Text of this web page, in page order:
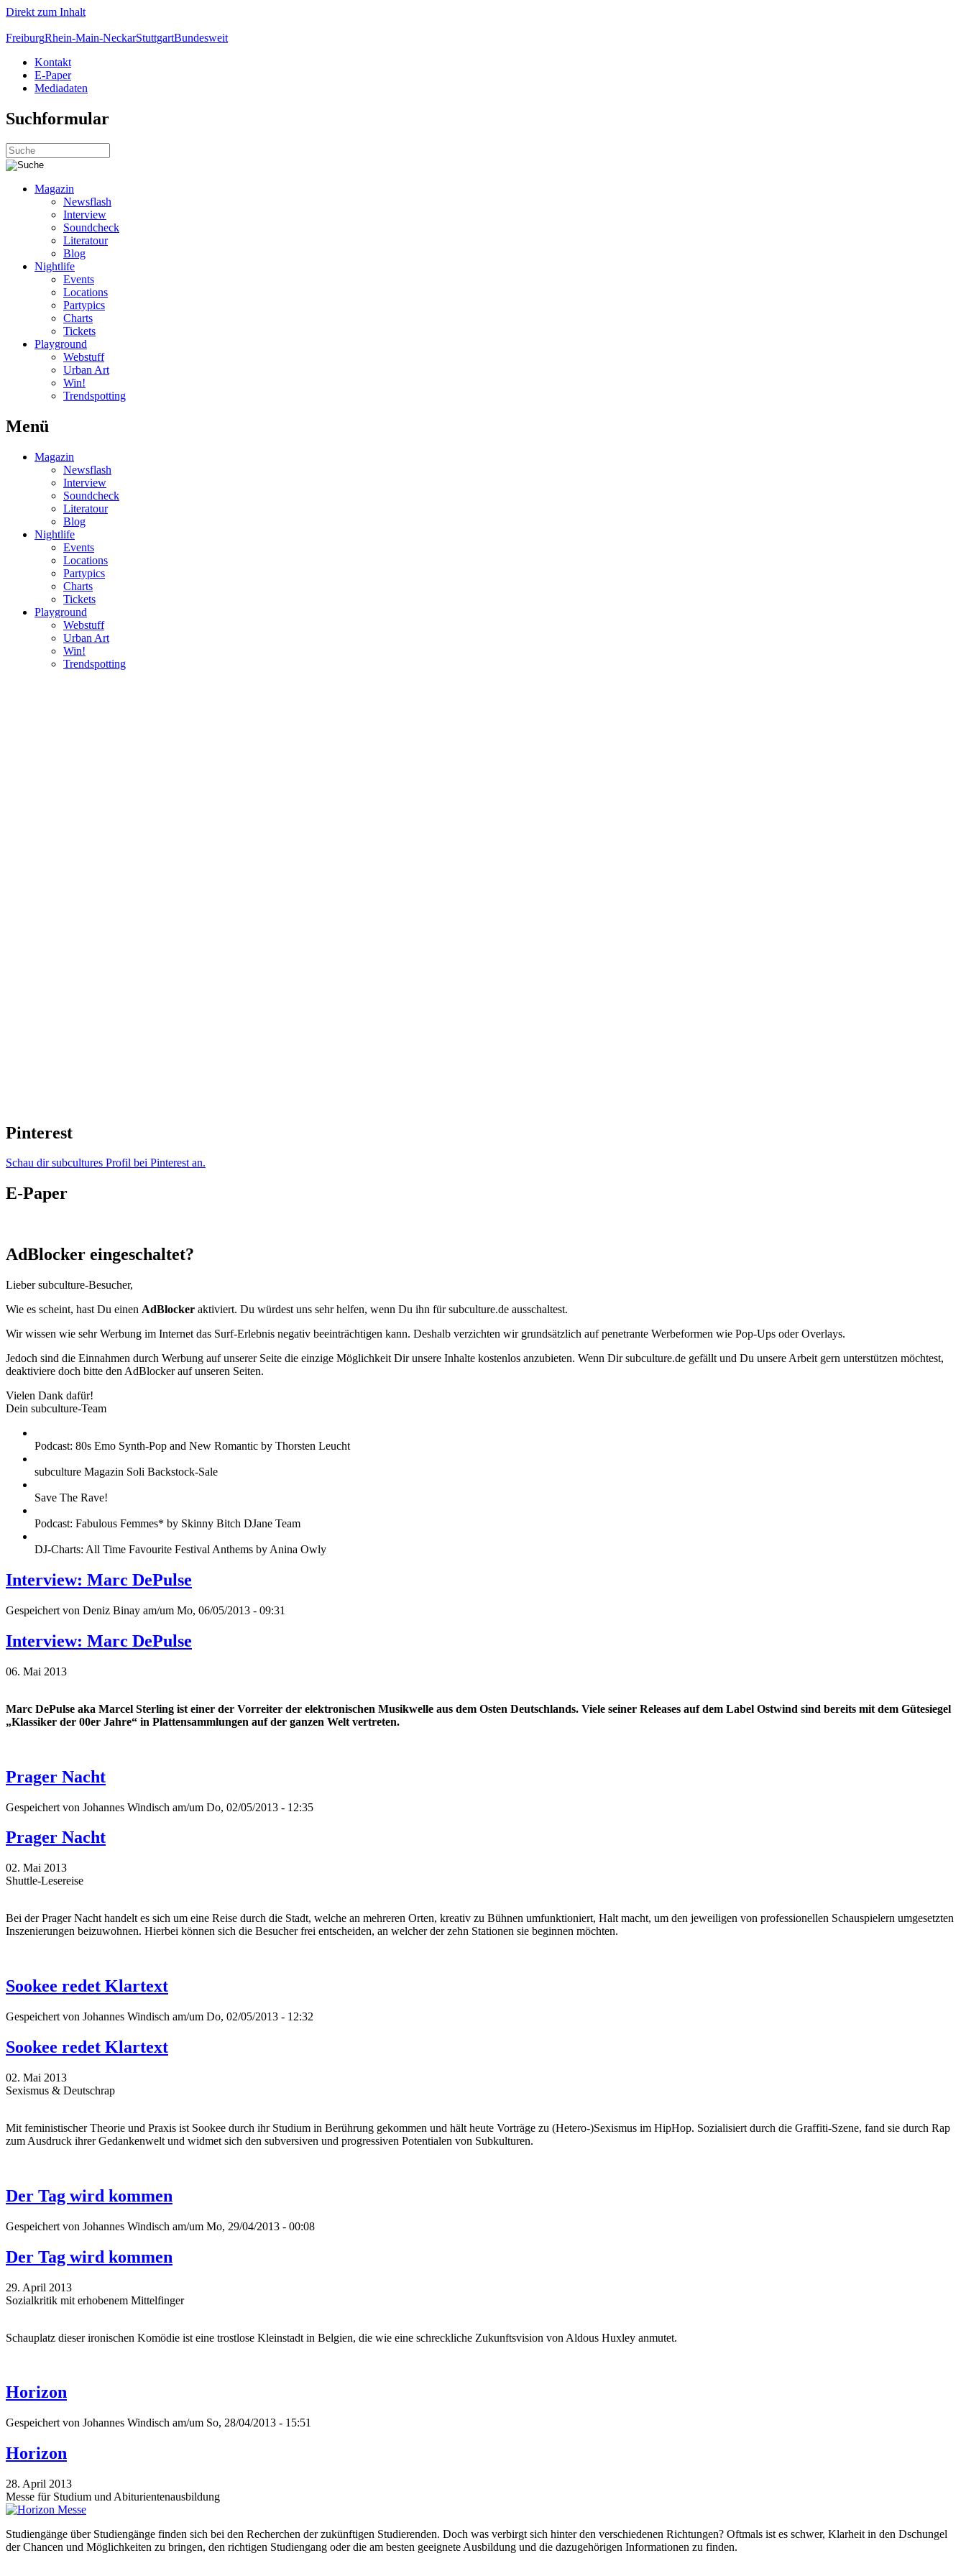
Direkt zum Inhalt
FreiburgRhein-Main-NeckarStuttgartBundesweit
Kontakt
E-Paper
Mediadaten
Suchformular
Magazin
Newsflash
Interview
Soundcheck
Literatour
Blog
Nightlife
Events
Locations
Partypics
Charts
Tickets
Playground
Webstuff
Urban Art
Win!
Trendspotting
Menü
Magazin
Newsflash
Interview
Soundcheck
Literatour
Blog
Nightlife
Events
Locations
Partypics
Charts
Tickets
Playground
Webstuff
Urban Art
Win!
Trendspotting
Pinterest
Schau dir subcultures Profil bei Pinterest an.
E-Paper
AdBlocker eingeschaltet?
Lieber subculture-Besucher,
Wie es scheint, hast Du einen AdBlocker aktiviert. Du würdest uns sehr helfen, wenn Du ihn für subculture.de ausschaltest.
Wir wissen wie sehr Werbung im Internet das Surf-Erlebnis negativ beeinträchtigen kann. Deshalb verzichten wir grundsätzlich auf penetrante Werbeformen wie Pop-Ups oder Overlays.
Jedoch sind die Einnahmen durch Werbung auf unserer Seite die einzige Möglichkeit Dir unsere Inhalte kostenlos anzubieten. Wenn Dir subculture.de gefällt und Du unsere Arbeit gern unterstützen möchtest,
deaktiviere doch bitte den AdBlocker auf unseren Seiten.
Vielen Dank dafür!
Dein subculture-Team
Podcast: 80s Emo Synth-Pop and New Romantic by Thorsten Leucht
subculture Magazin Soli Backstock-Sale
Save The Rave!
Podcast: Fabulous Femmes* by Skinny Bitch DJane Team
DJ-Charts: All Time Favourite Festival Anthems by Anina Owly
Interview: Marc DePulse
Gespeichert von Deniz Binay am/um Mo, 06/05/2013 - 09:31
Interview: Marc DePulse
06. Mai 2013
Marc DePulse aka Marcel Sterling ist einer der Vorreiter der elektronischen Musikwelle aus dem Osten Deutschlands. Viele seiner Releases auf dem Label Ostwind sind bereits mit dem Gütesiegel
„Klassiker der 00er Jahre“ in Plattensammlungen auf der ganzen Welt vertreten.
Prager Nacht
Gespeichert von Johannes Windisch am/um Do, 02/05/2013 - 12:35
Prager Nacht
02. Mai 2013
Shuttle-Lesereise
Bei der Prager Nacht handelt es sich um eine Reise durch die Stadt, welche an mehreren Orten, kreativ zu Bühnen umfunktioniert, Halt macht, um den jeweiligen von professionellen Schauspielern umgesetzten
Inszenierungen beizuwohnen. Hierbei können sich die Besucher frei entscheiden, an welcher der zehn Stationen sie beginnen möchten.
Sookee redet Klartext
Gespeichert von Johannes Windisch am/um Do, 02/05/2013 - 12:32
Sookee redet Klartext
02. Mai 2013
Sexismus & Deutschrap
Mit feministischer Theorie und Praxis ist Sookee durch ihr Studium in Berührung gekommen und hält heute Vorträge zu (Hetero-)Sexismus im HipHop. Sozialisiert durch die Graffiti-Szene, fand sie durch Rap
zum Ausdruck ihrer Gedankenwelt und widmet sich den subversiven und progressiven Potentialen von Subkulturen.
Der Tag wird kommen
Gespeichert von Johannes Windisch am/um Mo, 29/04/2013 - 00:08
Der Tag wird kommen
29. April 2013
Sozialkritik mit erhobenem Mittelfinger
Schauplatz dieser ironischen Komödie ist eine trostlose Kleinstadt in Belgien, die wie eine schreckliche Zukunftsvision von Aldous Huxley anmutet.
Horizon
Gespeichert von Johannes Windisch am/um So, 28/04/2013 - 15:51
Horizon
28. April 2013
Messe für Studium und Abiturientenausbildung
Studiengänge über Studiengänge finden sich bei den Recherchen der zukünftigen Studierenden. Doch was verbirgt sich hinter den verschiedenen Richtungen? Oftmals ist es schwer, Klarheit in den Dschungel
der Chancen und Möglichkeiten zu bringen, den richtigen Studiengang oder die am besten geeignete Ausbildung und die dazugehörigen Informationen zu finden.